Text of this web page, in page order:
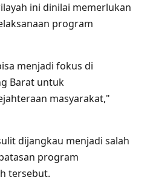
ini dinilai memerlukan
program
menjadi fokus di
Barat untuk
masyarakat,"
dijangkau menjadi salah
program
tersebut.